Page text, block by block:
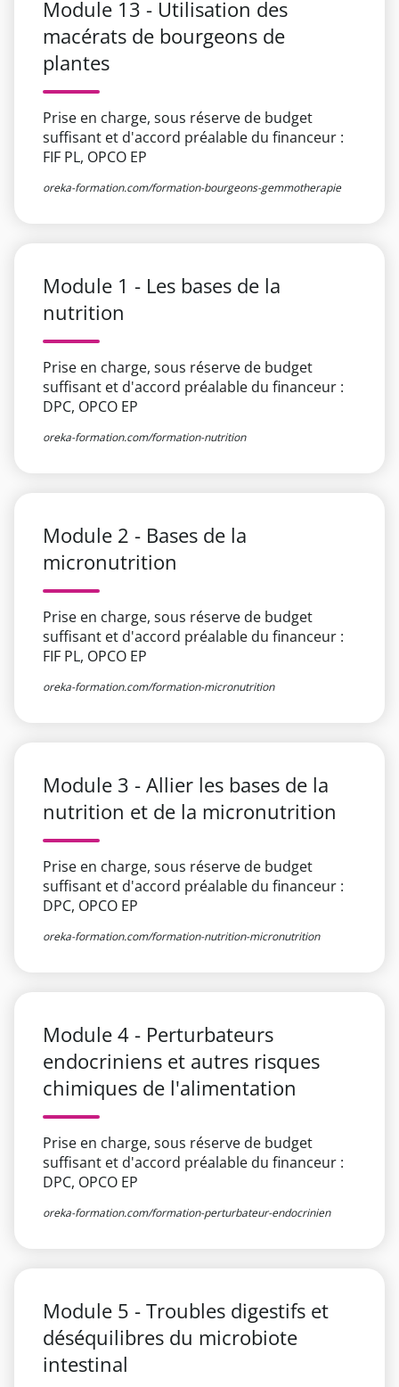
Module 13 - Utilisation des
macérats de bourgeons de
plantes​ ​
Prise en charge, sous réserve de budget
suffisant et d'accord préalable du financeur :
FIF PL, OPCO EP
oreka-formation.com/formation-bourgeons-gemmotherapie
Module 1 - Les bases de la
nutrition​
Prise en charge, sous réserve de budget
suffisant et d'accord préalable du financeur :
DPC, OPCO EP
oreka-formation.com/formation-nutrition
Module 2 - Bases de la
micronutrition
Prise en charge, sous réserve de budget
suffisant et d'accord préalable du financeur :
FIF PL, OPCO EP
oreka-formation.com/formation-micronutrition
Module 3 - Allier les bases de la
nutrition et de la micronutrition
Prise en charge, sous réserve de budget
suffisant et d'accord préalable du financeur :
DPC, OPCO EP
oreka-formation.com/formation-nutrition-micronutrition
Module 4 - Perturbateurs
endocriniens et autres risques
chimiques de l'alimentation
Prise en charge, sous réserve de budget
suffisant et d'accord préalable du financeur :
DPC, OPCO EP
oreka-formation.com/formation-perturbateur-endocrinien
Module 5 - Troubles digestifs et
déséquilibres du microbiote
intestinal